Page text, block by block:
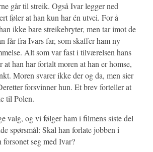
går til streik. Også Ivar legger ned
føler at han kun har én utvei. For å
ikke bare streikebryter, men tar imot de
får fra Ivars far, som skaffer ham ny
Alt som var fast i tilværelsen hans
at han har fortalt moren at han er homse,
Moren svarer ikke der og da, men sier
forsvinner hun. Et brev forteller at
til Polen.
valg, og vi følger ham i filmens siste del
spørsmål: Skal han forlate jobben i
seg med Ivar?